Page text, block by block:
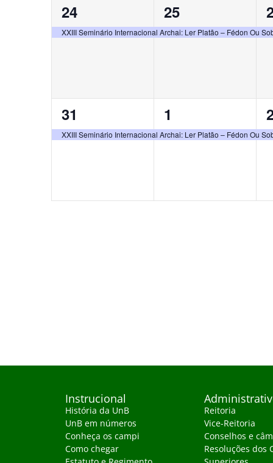
1
evento,
24
XXIII Seminário Internacional Archai: Ler Platão – Fédon Ou
1
evento,
25
1
1
evento,
31
XXIII Seminário Internacional Archai: Ler Platão – Fédon Ou
1
evento,
1
1
Instrucional
História da UnB
UnB em números
Conheça os campi
Como chegar
Reitoria
Vice-Reitoria
Conselhos e
Resoluções dos